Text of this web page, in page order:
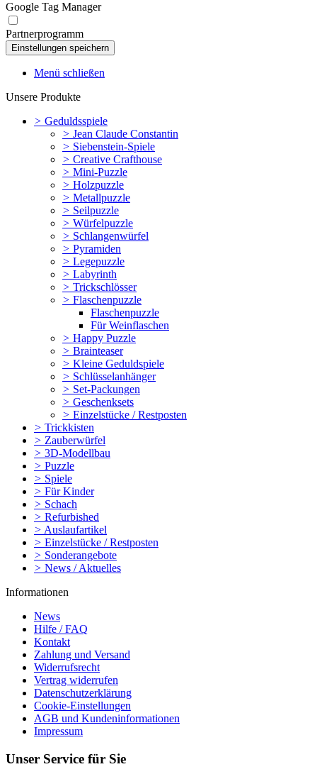
Google Tag Manager
Partnerprogramm
Menü schließen
Unsere Produkte
> Geduldsspiele
> Jean Claude Constantin
> Siebenstein-Spiele
> Creative Crafthouse
> Mini-Puzzle
> Holzpuzzle
> Metallpuzzle
> Seilpuzzle
> Würfelpuzzle
> Schlangenwürfel
> Pyramiden
> Legepuzzle
> Labyrinth
> Trickschlösser
> Flaschenpuzzle
Flaschenpuzzle
Für Weinflaschen
> Happy Puzzle
> Brainteaser
> Kleine Geduldspiele
> Schlüsselanhänger
> Set-Packungen
> Geschenksets
> Einzelstücke / Restposten
> Trickkisten
> Zauberwürfel
> 3D-Modellbau
> Puzzle
> Spiele
> Für Kinder
> Schach
> Refurbished
> Auslaufartikel
> Einzelstücke / Restposten
> Sonderangebote
> News / Aktuelles
Informationen
News
Hilfe / FAQ
Kontakt
Zahlung und Versand
Widerrufsrecht
Vertrag widerrufen
Datenschutzerklärung
Cookie-Einstellungen
AGB und Kundeninformationen
Impressum
Unser Service für Sie